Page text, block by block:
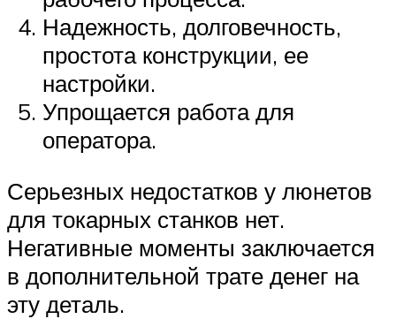
Надежность, долговечность,
простота конструкции, ее
настройки.
Упрощается работа для
оператора.
Серьезных недостатков у люнетов
для токарных станков нет.
Негативные моменты заключается
в дополнительной трате денег на
эту деталь.